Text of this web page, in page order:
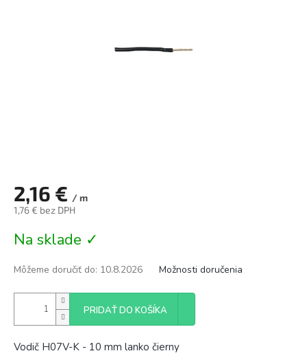
2,16 € / m
1,76 € bez DPH
cena:
Na sklade ✓
Môžeme doručiť do: 10.8.2026 Možnosti doručenia
PRIDAŤ DO KOŠÍKA
Vodič H07V-K - 10 mm lanko čierny